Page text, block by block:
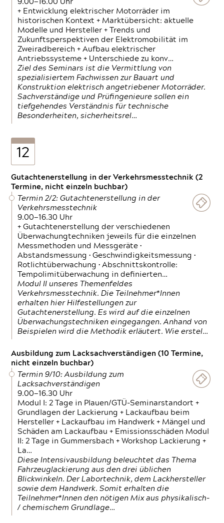
9.00—16.00 Uhr
+ Entwicklung elektrischer Motorräder im
historischen Kontext + Marktübersicht: aktuelle
Modelle und Hersteller + Trends und
Zukunftsperspektiven der Elektromobilität im
Zweiradbereich + Aufbau elektrischer
Antriebssysteme + Unterschiede zu konv…
Ziel des Seminars ist die Vermittlung von
spezialisiertem Fachwissen zur Bauart und
Konstruktion elektrisch angetriebener Motorräder.
Sachverständige und Prüfingenieure sollen ein
tiefgehendes Verständnis für technische
Besonderheiten, sicherheitsrel…
12
Gutachtenerstellung in der Verkehrsmesstechnik (2
Termine, nicht einzeln buchbar)
Termin 2/2: Gutachtenerstellung in der
Verkehrsmesstechnik
9.00—16.30 Uhr
+ Gutachtenerstellung der verschiedenen
Überwachungtechniken jeweils für die einzelnen
Messmethoden und Messgeräte •
Abstandsmessung • Geschwindigkeitsmessung •
Rotlichtüberwachung • Abschnittskontrolle:
Tempolimitüberwachung in definierten…
Modul II unseres Themenfeldes
Verkehrsmesstechnik. Die Teilnehmer*Innen
erhalten hier Hilfestellungen zur
Gutachtenerstellung. Es wird auf die einzelnen
Überwachungstechniken eingegangen. Anhand von
Beispielen wird die Methodik erläutert. Wie erstel…
Ausbildung zum Lacksachverständigen (10 Termine,
nicht einzeln buchbar)
Termin 9/10: Ausbildung zum
Lacksachverständigen
9.00—16.30 Uhr
Modul I: 2 Tage in Plauen/GTÜ-Seminarstandort +
Grundlagen der Lackierung + Lackaufbau beim
Hersteller + Lackaufbau im Handwerk + Mängel und
Schäden am Lackaufbau + Emissionsschäden Modul
II: 2 Tage in Gummersbach + Workshop Lackierung +
La…
Diese Intensivausbildung beleuchtet das Thema
Fahrzeuglackierung aus den drei üblichen
Blickwinkeln. Der Labortechnik, dem Lackhersteller
sowie dem Handwerk. Somit erhalten die
Teilnehmer*Innen den nötigen Mix aus physikalisch-
/ chemischem Grundlage…